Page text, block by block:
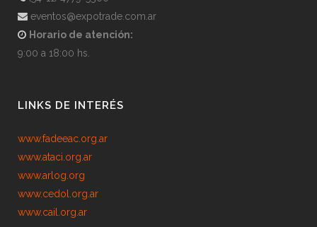
eventos@expotrade.com.ar
Horario de atención:
9:00 a 18:00 hs.
LINKS DE INTERÉS
www.fadeeac.org.ar
www.ataci.org.ar
www.arlog.org
www.cedol.org.ar
www.cail.org.ar